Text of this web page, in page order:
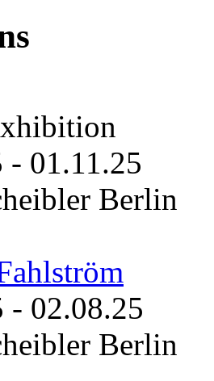
- 01.11.25
Berlin
- 02.08.25
Berlin